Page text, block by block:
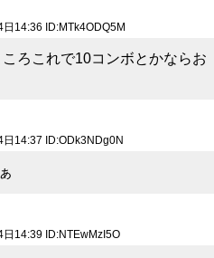
14:36 ID:MTk4ODQ5M
ろこれで10コンボとかならお
14:37 ID:ODk3NDg0N
14:39 ID:NTEwMzI5O